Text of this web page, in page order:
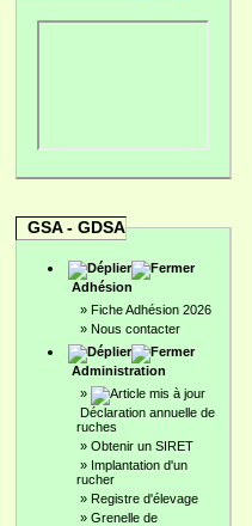
GSA - GDSA
Adhésion
» Fiche Adhésion 2026
» Nous contacter
Administration
»
Déclaration annuelle de
ruches
» Obtenir un SIRET
» Implantation d'un
rucher
» Registre d'élevage
» Grenelle de